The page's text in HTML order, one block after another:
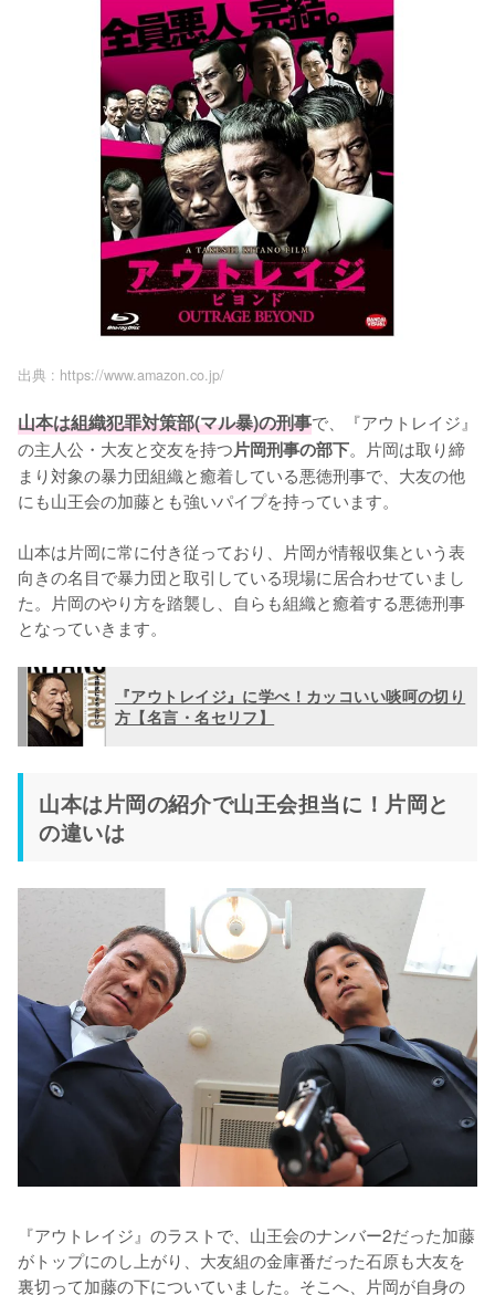
出典 : https://www.amazon.co.jp/
山本は組織犯罪対策部(マル暴)の刑事で、『アウトレイジ』
の主人公・大友と交友を持つ片岡刑事の部下。片岡は取り締
まり対象の暴力団組織と癒着している悪徳刑事で、大友の他
にも山王会の加藤とも強いパイプを持っています。
山本は片岡に常に付き従っており、片岡が情報収集という表
向きの名目で暴力団と取引している現場に居合わせていまし
た。片岡のやり方を踏襲し、自らも組織と癒着する悪徳刑事
となっていきます。
『アウトレイジ』に学べ！カッコいい啖呵の切り
方【名言・名セリフ】
山本は片岡の紹介で山王会担当に！片岡と
の違いは
『アウトレイジ』のラストで、山王会のナンバー2だった加藤
がトップにのし上がり、大友組の金庫番だった石原も大友を
裏切って加藤の下についていました。そこへ、片岡が自身の